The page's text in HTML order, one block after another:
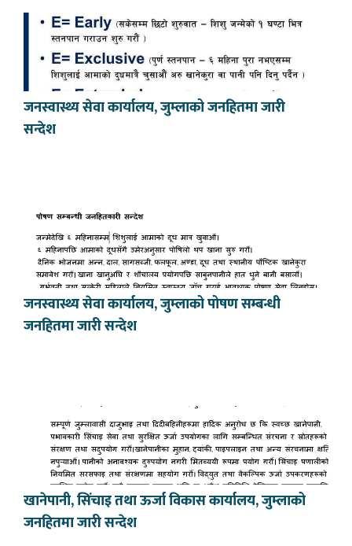
जनस्वास्थ्य सेवा कार्यालय, जुम्लाको जनहितमा जारी
सन्देश
जनस्वास्थ्य सेवा कार्यालय, जुम्लाको पोषण सम्बन्धी
जनहितमा जारी सन्देश
खानेपानी, सिंचाइ तथा ऊर्जा विकास कार्यालय, जुम्लाको
जनहितमा जारी सन्देश